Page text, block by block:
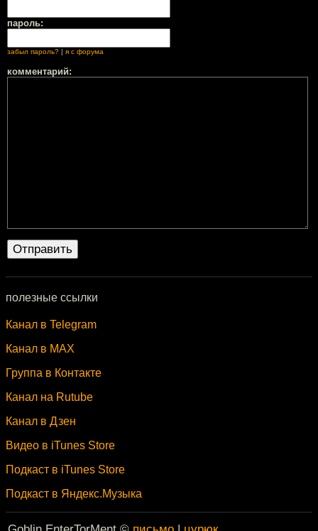
пароль:
забыл пароль? я с форума
комментарий:
полезные ссылки
Канал в Telegram
Канал в MAX
Группа в Контакте
Канал на Rutube
Канал в Дзен
Видео в iTunes Store
Подкаст в iTunes Store
Подкаст в Яндекс.Музыка